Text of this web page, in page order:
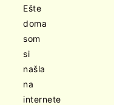
Ešte
doma
som
si
našla
na
internete